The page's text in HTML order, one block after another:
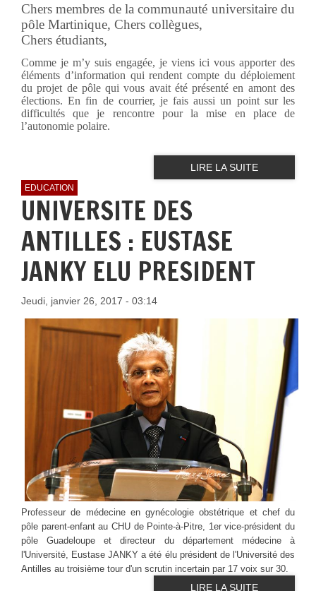
Chers membres de la communauté universitaire du
pôle Martinique, Chers collègues,
Chers étudiants,
Comme je m’y suis engagée, je viens ici vous apporter des
éléments d’information qui rendent compte du déploiement
du projet de pôle qui vous avait été présenté en amont des
élections. En fin de courrier, je fais aussi un point sur les
difficultés que je rencontre pour la mise en place de
l’autonomie polaire.
LIRE LA SUITE
EDUCATION
UNIVERSITE DES
ANTILLES : EUSTASE
JANKY ELU PRESIDENT
Jeudi, janvier 26, 2017 - 03:14
Professeur de médecine en gynécologie obstétrique et chef du
pôle parent-enfant au CHU de Pointe-à-Pitre, 1er vice-président du
pôle Guadeloupe et directeur du département médecine à
l'Université, Eustase JANKY a été élu président de l'Université des
Antilles au troisième tour d'un scrutin incertain par 17 voix sur 30.
LIRE LA SUITE